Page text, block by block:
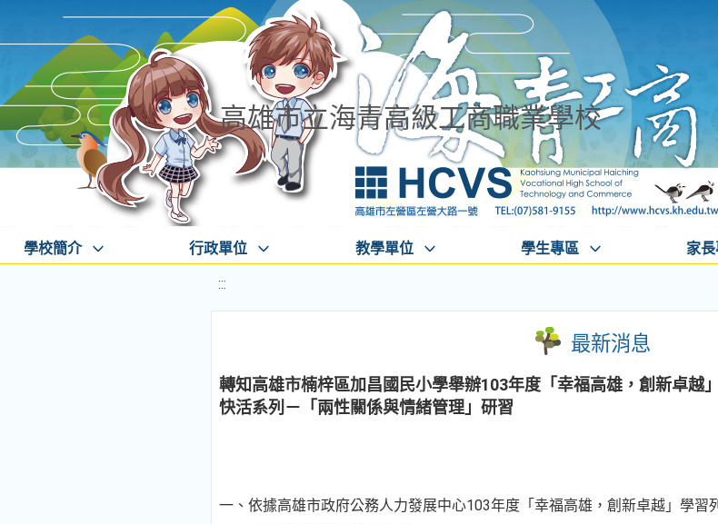
高雄市立海青高級工商職業學校
學校簡介 行政單位 教學單位 學生專區 家
:::
最新消息
轉知高雄市楠梓區加昌國民小學舉辦103年度「幸福高雄，創新卓越
快活系列－「兩性關係與情緒管理」研習
一、依據高雄市政府公務人力發展中心103年度「幸福高雄， 創新卓越」學習